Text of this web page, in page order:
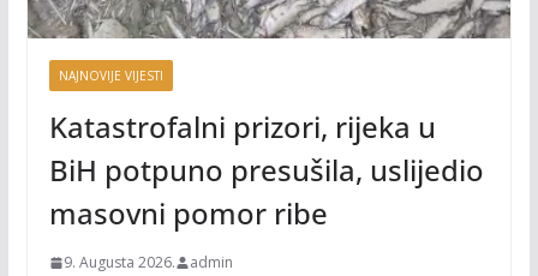
NAJNOVIJE VIJESTI
Katastrofalni prizori, rijeka u
BiH potpuno presušila, uslijedio
masovni pomor ribe
9. Augusta 2026. admin